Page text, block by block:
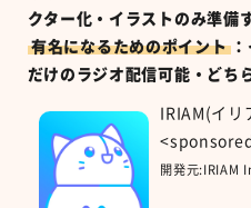
クター化・イラストのみ準備
有名になるためのポイント ：
だけのラジオ配信可能・どち
IRIAM(イリ
開発元:IRIAM